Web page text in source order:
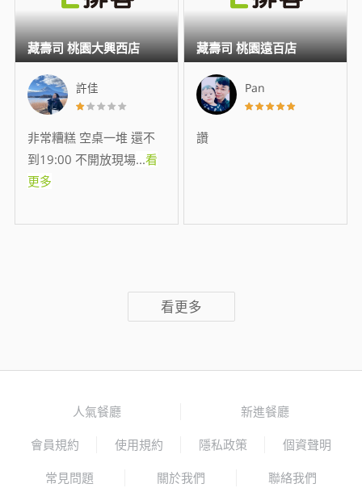
許佳
非常糟糕 空桌一堆 還不
到19:00 不開放現場...看
更多
藏壽司 桃園大興西店
Pan
讚
藏壽司 桃園遠百店
看更多
人氣餐廳 新進餐廳
會員規約 使用規約 隱私政策 個資聲明
常見問題 關於我們 聯絡我們